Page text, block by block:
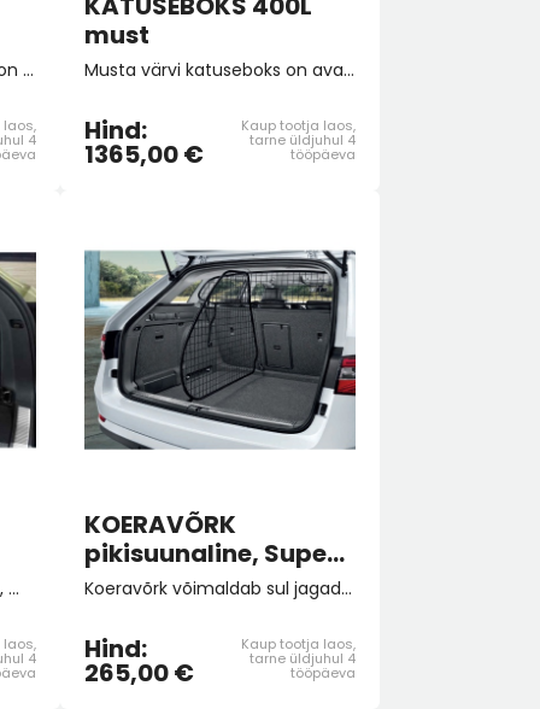
Hõbedast värvi katuseboks on avatav mõlemalt poolt, mis muudab peale- ja mahalaadimise mugavamaks. Uue ŠKODA katuseboksi kogumaht on kasvanud 400 liitrini, mis pakub piisavalt ruumi kõigeks, mida reisidel vaja võib minna. Mõõdud: 215 x 95 x 35 cm.
laos,
4
must
Musta värvi katuseboks on avatav mõlemalt poolt, mis muudab peale- ja mahalaadimise mugavamaks. Uue ŠKODA katuseboksi kogumaht on kasvanud 400 liitrini, mis pakub piisavalt ruumi kõigeks, mida reisidel vaja võib minna.
Hind:
1365,00 €
Kaup tootja laos,
tarne üldjuhul 4
tööpäeva
Kinnitusrihm on lisavarustus, mis aitab kaasa suurema pagasi turvalisele transportimisele. Sellega saab hõlpsasti kinnitada näiteks kohvreid, et vältida nende liikumist sõidu ajal pagasiruumis.
laos,
4
KOERAVÕRK
pikisuunaline, Superb
universaal
Koeravõrk võimaldab sul jagada pagasiruumi kaheks osaks. See on praktiline neile, kes tihti veavad ühes ka lemmiklooma lisaks muudele asjadele. Paigaldus on soovitatav teostada ŠKODA ametliku teeninduspartneri juures.
Hind:
265,00 €
Kaup tootja laos,
tarne üldjuhul 4
tööpäeva